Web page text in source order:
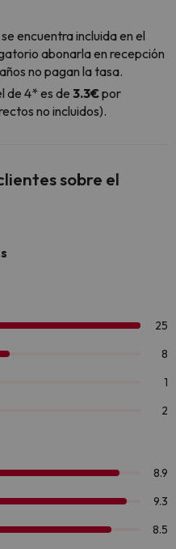
encuentra incluida en el
abonarla en recepción
no pagan la tasa.
de 4* es de 3.3€por
no incluidos).
sobre el